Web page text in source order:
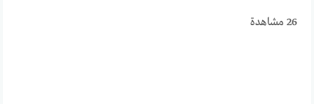
26 مشاهدة